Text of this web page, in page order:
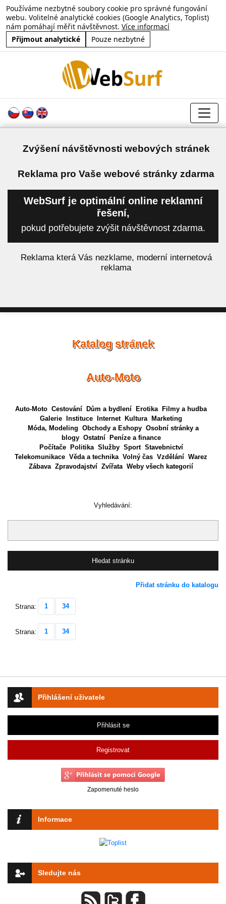
Používáme nezbytné soubory cookie pro správné fungování
webu. Volitelné analytické cookies (Google Analytics, Toplist)
nám pomáhají měřit návštěvnost. Více informací
Přijmout analytické
Pouze nezbytné
Zvýšení návštěvnosti webových stránek
Reklama pro Vaše webové stránky zdarma
WebSurf je optimální online reklamní
řešení,
pokud potřebujete zvýšit návštěvnost zdarma.
Reklama která Vás nezklame, moderní internetová
reklama
Přihlášení uživatele
Přihlásit se
Registrovat
Zapomenuté heslo
Informace
Sledujte nás
Katalog stránek
Auto-Moto
Auto-Moto Cestování Dům a bydlení Erotika
Filmy a hudba
Galerie
Instituce Internet Kultura
Marketing
Móda, Modeling Obchody a Eshopy Osobní stránky a
blogy Ostatní
Peníze a finance
Počítače
Politika Služby Sport Stavebnictví
Telekomunikace Věda a technika Volný čas Vzdělání Warez
Zábava Zpravodajství Zvířata Weby všech kategorií
Vyhledávání:
Přidat stránku do katalogu
Strana: 1 34
Strana: 1 34